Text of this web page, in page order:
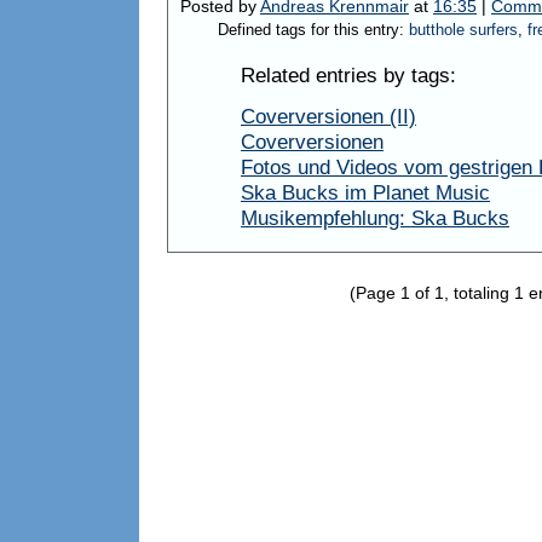
Posted byAndreas Krennmair at 16:35
Defined tags for this entry: butthole surfers,
Related entries by tags:
Coverversionen (II)
Coverversionen
Fotos und Videos vom gestrigen
Ska Bucks im Planet Music
Musikempfehlung: Ska Bucks
(Page 1 of 1, totaling 1